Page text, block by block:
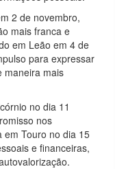
2 de novembro,
mais franca e
em Leão em 4 de
para expressar
maneira mais
no dia 11
nos
em Touro no dia 15
e financeiras,